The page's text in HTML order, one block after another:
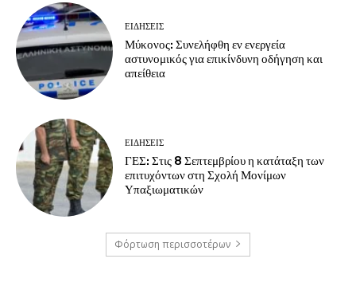
ΕΙΔΗΣΕΙΣ
Μύκονος: Συνελήφθη εν ενεργεία
αστυνομικός για επικίνδυνη οδήγηση και
απείθεια
ΕΙΔΗΣΕΙΣ
ΓΕΣ: Στις 8 Σεπτεμβρίου η κατάταξη των
επιτυχόντων στη Σχολή Μονίμων
Υπαξιωματικών
Φόρτωση περισσοτέρων